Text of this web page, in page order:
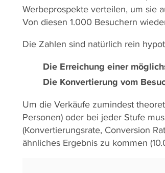
Werbeprospekte verteilen, um sie
Von diesen 1.000 Besuchern
Die Zahlen sind natürlich rein
Die Erreichung einer
Die Konvertierung vom
Um die Verkäufe zumindest
Personen) oder bei jeder Stufe
(Konvertierungsrate, Conversion
ähnliches Ergebnis zu kommen